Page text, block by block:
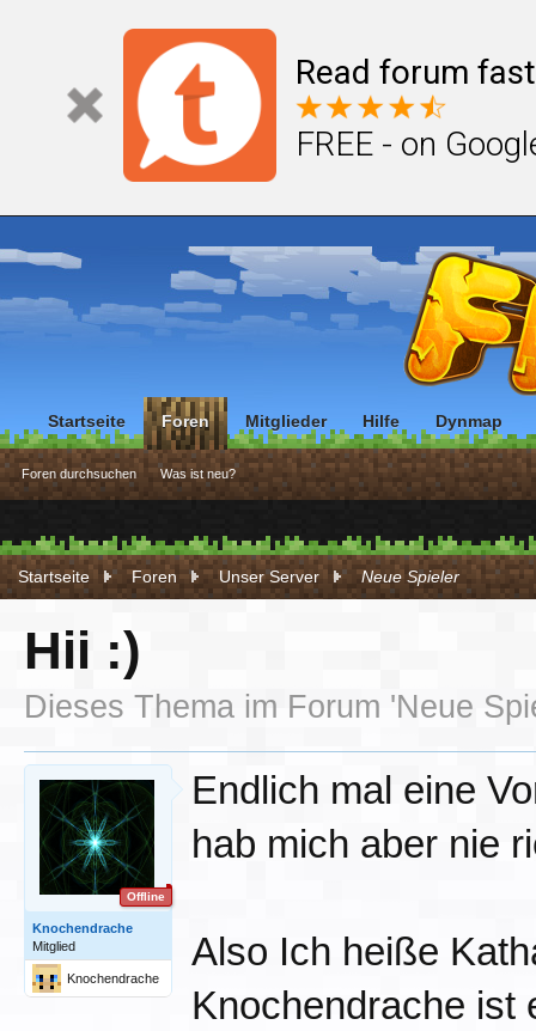
Read forum
FREE - on
Startseite Foren Unser Server Neue Spieler
Hii :)
Dieses Thema im Forum 'Neue
Offline
Knochendrache
Mitglied
Knochendrache
Endlich mal eine
hab mich aber nie
Also Ich heiße
Knochendrache ist
Startseite Foren
Foren durchsuchen Was ist neu?
Mitglieder Hilfe Dynmap